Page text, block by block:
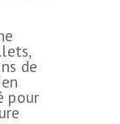
de
pour